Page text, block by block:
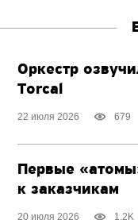
Оркестр
Torcal
22 июля 2026 679
Первые
к заказчикам
20 июля 2026 1.2K